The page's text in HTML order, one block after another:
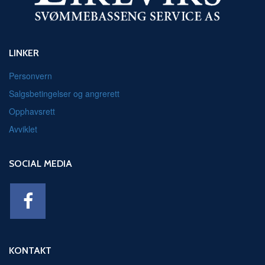
LINKER
Personvern
Salgsbetingelser og angrerett
Opphavsrett
Avviklet
SOCIAL MEDIA
KONTAKT